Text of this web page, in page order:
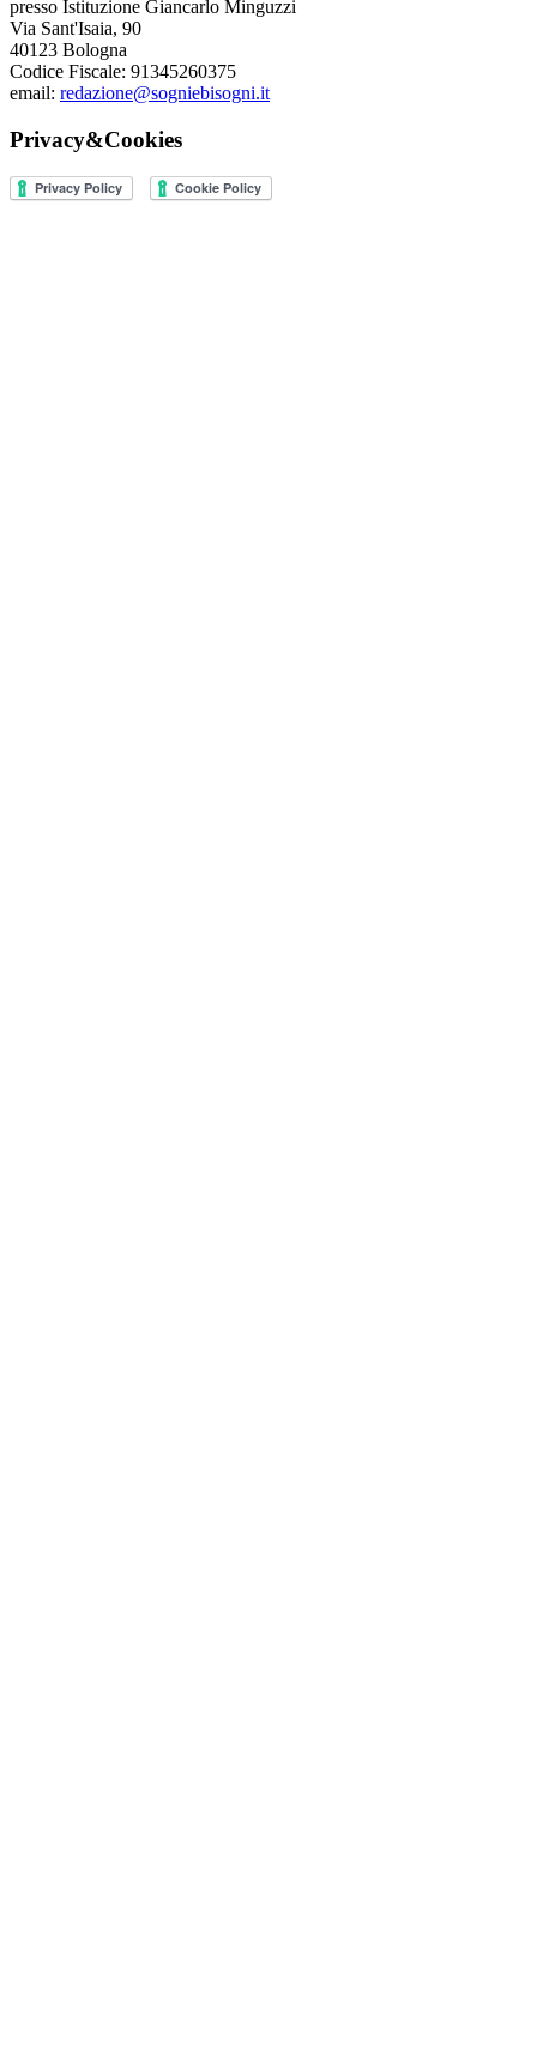
presso Istituzione Giancarlo Minguzzi
Via Sant'Isaia, 90
40123 Bologna
Codice Fiscale: 91345260375
email: redazione@sogniebisogni.it
Privacy&Cookies